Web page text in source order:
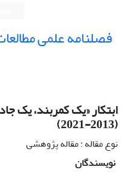
فصلنامه علمی
ابتکار «یک کمربند، یک
(2013-2021)
نوع مقاله : مقاله پژوهشی
نویسندگان